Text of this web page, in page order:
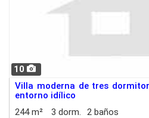
10
Villa moderna de tres
entorno idílico
244 m²
3 dorm. 2 baños